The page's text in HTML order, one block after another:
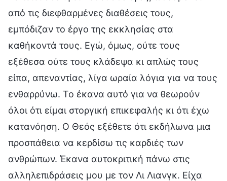
από τις διεφθαρμένες διαθέσεις τους,
εμπόδιζαν το έργο της εκκλησίας στα
καθήκοντά τους. Εγώ, όμως, ούτε τους
εξέθεσα ούτε τους κλάδεψα κι απλώς τους
είπα, απεναντίας, λίγα ωραία λόγια για να τους
ενθαρρύνω. Το έκανα αυτό για να θεωρούν
όλοι ότι είμαι στοργική επικεφαλής κι ότι έχω
κατανόηση. Ο Θεός εξέθετε ότι εκδήλωνα μια
προσπάθεια να κερδίσω τις καρδιές των
ανθρώπων. Έκανα αυτοκριτική πάνω στις
αλληλεπιδράσεις μου με τον Λι Λιανγκ. Είχα